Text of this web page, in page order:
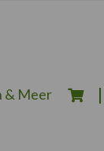
& Meer